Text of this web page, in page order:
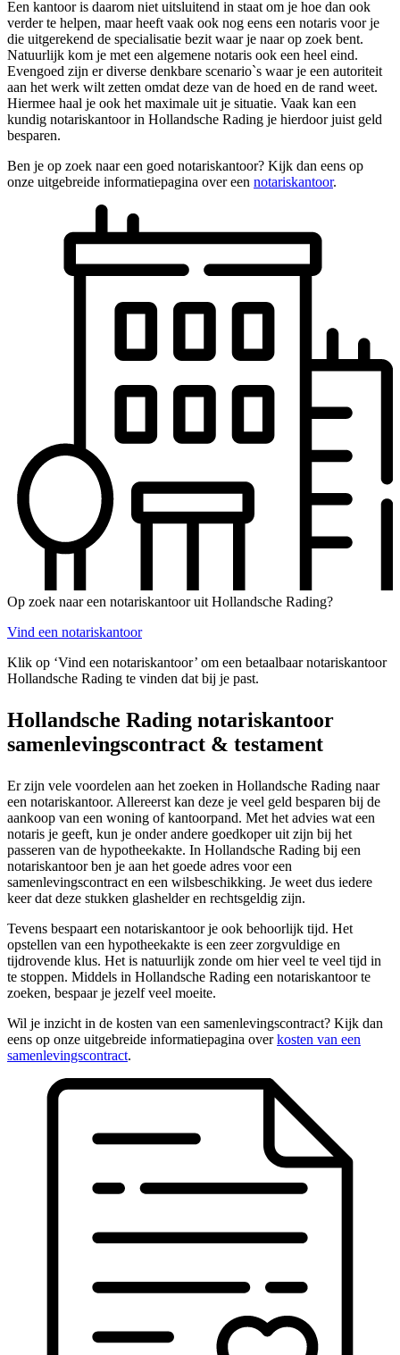
Een kantoor is daarom niet uitsluitend in staat om je hoe dan ook
verder te helpen, maar heeft vaak ook nog eens een notaris voor je
die uitgerekend de specialisatie bezit waar je naar op zoek bent.
Natuurlijk kom je met een algemene notaris ook een heel eind.
Evengoed zijn er diverse denkbare scenario`s waar je een autoriteit
aan het werk wilt zetten omdat deze van de hoed en de rand weet.
Hiermee haal je ook het maximale uit je situatie. Vaak kan een
kundig notariskantoor in Hollandsche Rading je hierdoor juist geld
besparen.
Ben je op zoek naar een goed notariskantoor? Kijk dan eens op
onze uitgebreide informatiepagina over een notariskantoor.
Op zoek naar een notariskantoor uit Hollandsche Rading?
Vind een notariskantoor
Klik op ‘Vind een notariskantoor’ om een betaalbaar notariskantoor
Hollandsche Rading te vinden dat bij je past.
Hollandsche Rading notariskantoor
samenlevingscontract & testament
Er zijn vele voordelen aan het zoeken in Hollandsche Rading naar
een notariskantoor. Allereerst kan deze je veel geld besparen bij de
aankoop van een woning of kantoorpand. Met het advies wat een
notaris je geeft, kun je onder andere goedkoper uit zijn bij het
passeren van de hypotheekakte. In Hollandsche Rading bij een
notariskantoor ben je aan het goede adres voor een
samenlevingscontract en een wilsbeschikking. Je weet dus iedere
keer dat deze stukken glashelder en rechtsgeldig zijn.
Tevens bespaart een notariskantoor je ook behoorlijk tijd. Het
opstellen van een hypotheekakte is een zeer zorgvuldige en
tijdrovende klus. Het is natuurlijk zonde om hier veel te veel tijd in
te stoppen. Middels in Hollandsche Rading een notariskantoor te
zoeken, bespaar je jezelf veel moeite.
Wil je inzicht in de kosten van een samenlevingscontract? Kijk dan
eens op onze uitgebreide informatiepagina overkosten van een
samenlevingscontract.